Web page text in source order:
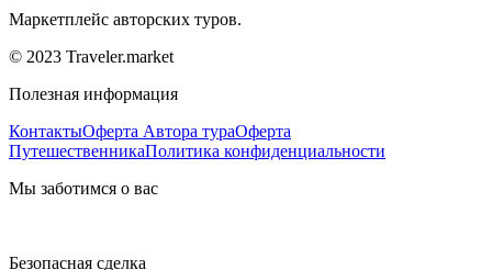
Маркетплейс авторских туров.
© 2023 Traveler.market
Полезная информация
КонтактыОферта Автора тураОферта
ПутешественникаПолитика конфиденциальности
Мы заботимся о вас
Безопасная сделка